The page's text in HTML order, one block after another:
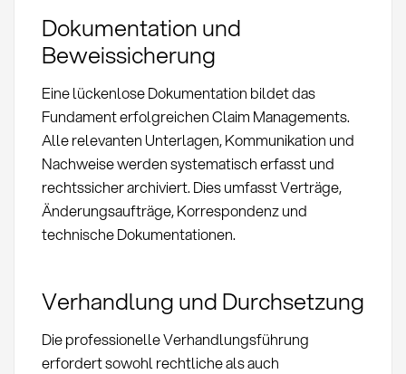
Dokumentation und
Beweissicherung
Eine lückenlose Dokumentation bildet das
Fundament erfolgreichen Claim Managements.
Alle relevanten Unterlagen, Kommunikation und
Nachweise werden systematisch erfasst und
rechtssicher archiviert. Dies umfasst Verträge,
Änderungsaufträge, Korrespondenz und
technische Dokumentationen.
Verhandlung und Durchsetzung
Die professionelle Verhandlungsführung
erfordert sowohl rechtliche als auch